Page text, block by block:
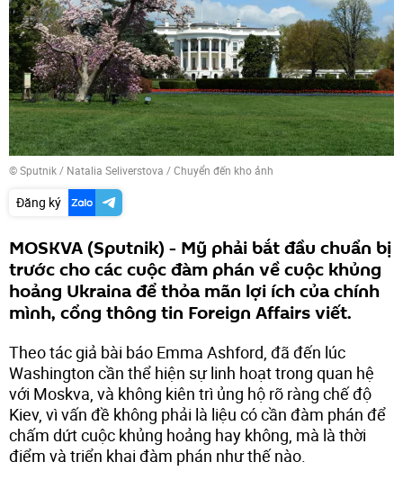
© Sputnik / Natalia Seliverstova /Chuyển đến kho ảnh
Đăng ký
MOSKVA (Sputnik) - Mỹ phải bắt đầu chuẩn bị
trước cho các cuộc đàm phán về cuộc khủng
hoảng Ukraina để thỏa mãn lợi ích của chính
mình, cổng thông tin Foreign Affairs viết.
Theo tác giả bài báo Emma Ashford, đã đến lúc
Washington cần thể hiện sự linh hoạt trong quan hệ
với Moskva, và không kiên trì ủng hộ rõ ràng chế độ
Kiev, vì vấn đề không phải là liệu có cần đàm phán để
chấm dứt cuộc khủng hoảng hay không, mà là thời
điểm và triển khai đàm phán như thế nào.